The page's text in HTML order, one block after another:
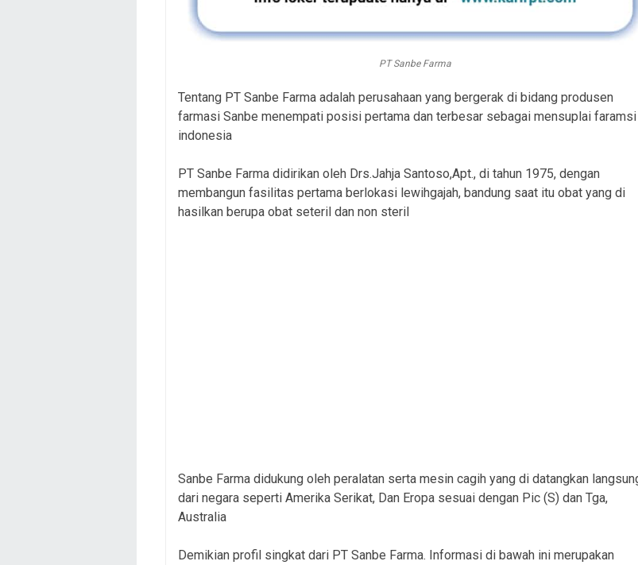
PT Sanbe Farma
Tentang PT Sanbe Farma adalah perusahaan yang bergerak di bidang produsen
farmasi Sanbe menempati posisi pertama dan terbesar sebagai mensuplai
indonesia
PT Sanbe Farma didirikan oleh Drs.Jahja Santoso,Apt., di tahun 1975, dengan
membangun fasilitas pertama berlokasi lewihgajah, bandung saat itu obat yang di
hasilkan berupa obat seteril dan non steril
Sanbe Farma didukung oleh peralatan serta mesin cagih yang di datangkan
dari negara seperti Amerika Serikat, Dan Eropa sesuai dengan Pic (S) dan Tga,
Australia
Demikian profil singkat dari PT Sanbe Farma. Informasi di bawah ini merupakan